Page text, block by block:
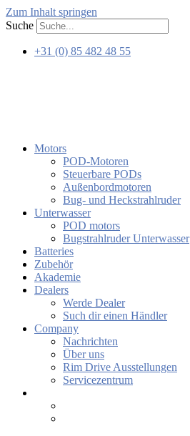
Zum Inhalt springen
Suche
+31 (0) 85 482 48 55
Motors
POD-Motoren
Steuerbare PODs
Außenbordmotoren
Bug- und Heckstrahlruder
Unterwasser
POD motors
Bugstrahlruder Unterwasser
Batteries
Zubehör
Akademie
Dealers
Werde Dealer
Such dir einen Händler
Company
Nachrichten
Über uns
Rim Drive Ausstellungen
Servicezentrum